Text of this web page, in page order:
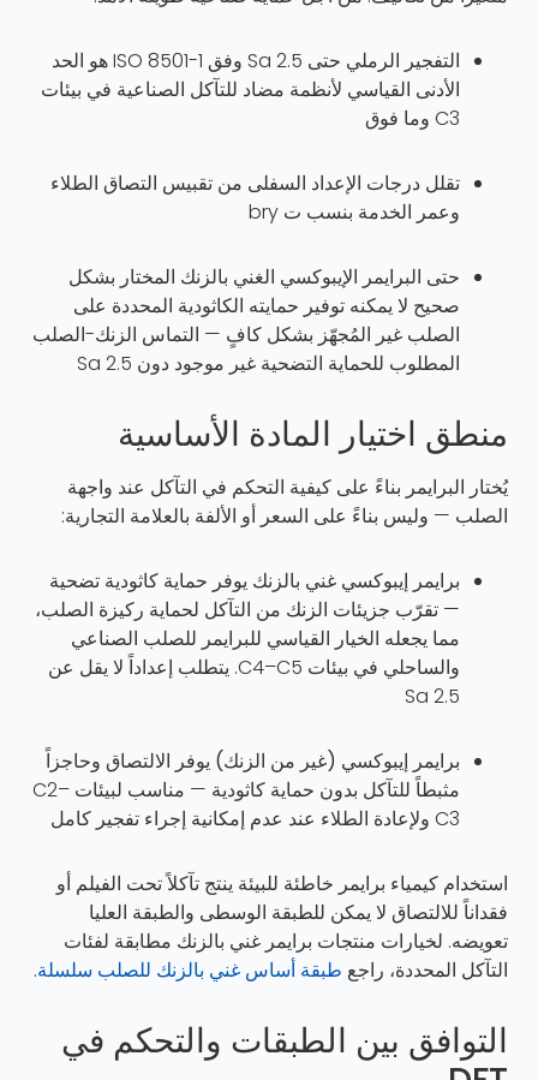
التفجير الرملي حتى Sa 2.5 وفق ISO 8501-1 هو الحد
الأدنى القياسي لأنظمة مضاد للتآكل الصناعية في بيئات
C3 وما فوق
تقلل درجات الإعداد السفلى من تقبيس التصاق الطلاء
وعمر الخدمة بنسب ت bry
حتى البرايمر الإيبوكسي الغني بالزنك المختار بشكل
صحيح لا يمكنه توفير حمايته الكاثودية المحددة على
الصلب غير المُجهّز بشكل كافٍ — التماس الزنك-الصلب
المطلوب للحماية التضحية غير موجود دون Sa 2.5
منطق اختيار المادة الأساسية
يُختار البرايمر بناءً على كيفية التحكم في التآكل عند واجهة
الصلب — وليس بناءً على السعر أو الألفة بالعلامة التجارية:
برايمر إيبوكسي غني بالزنك يوفر حماية كاثودية تضحية
— تقرّب جزيئات الزنك من التآكل لحماية ركيزة الصلب،
مما يجعله الخيار القياسي للبرايمر للصلب الصناعي
والساحلي في بيئات C4–C5. يتطلب إعداداً لا يقل عن
Sa 2.5
برايمر إيبوكسي (غير من الزنك) يوفر الالتصاق وحاجزاً
مثبطاً للتآكل بدون حماية كاثودية — مناسب لبيئات C2–
C3 ولإعادة الطلاء عند عدم إمكانية إجراء تفجير كامل
استخدام كيمياء برايمر خاطئة للبيئة ينتج تآكلاً تحت الفيلم أو
فقداناً للالتصاق لا يمكن للطبقة الوسطى والطبقة العليا
تعويضه. لخيارات منتجات برايمر غني بالزنك مطابقة لفئات
التآكل المحددة، راجع طبقة أساس غني بالزنك للصلب سلسلة.
التوافق بين الطبقات والتحكم في